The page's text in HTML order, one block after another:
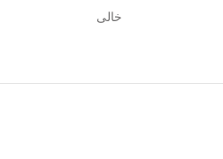
خالی